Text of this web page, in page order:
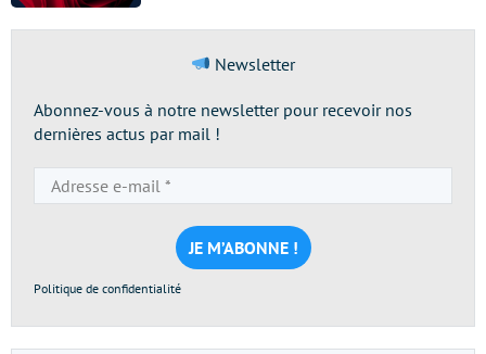
Newsletter
Abonnez-vous à notre newsletter pour recevoir nos
dernières actus par mail !
e-
mail
*
Politique de confidentialité